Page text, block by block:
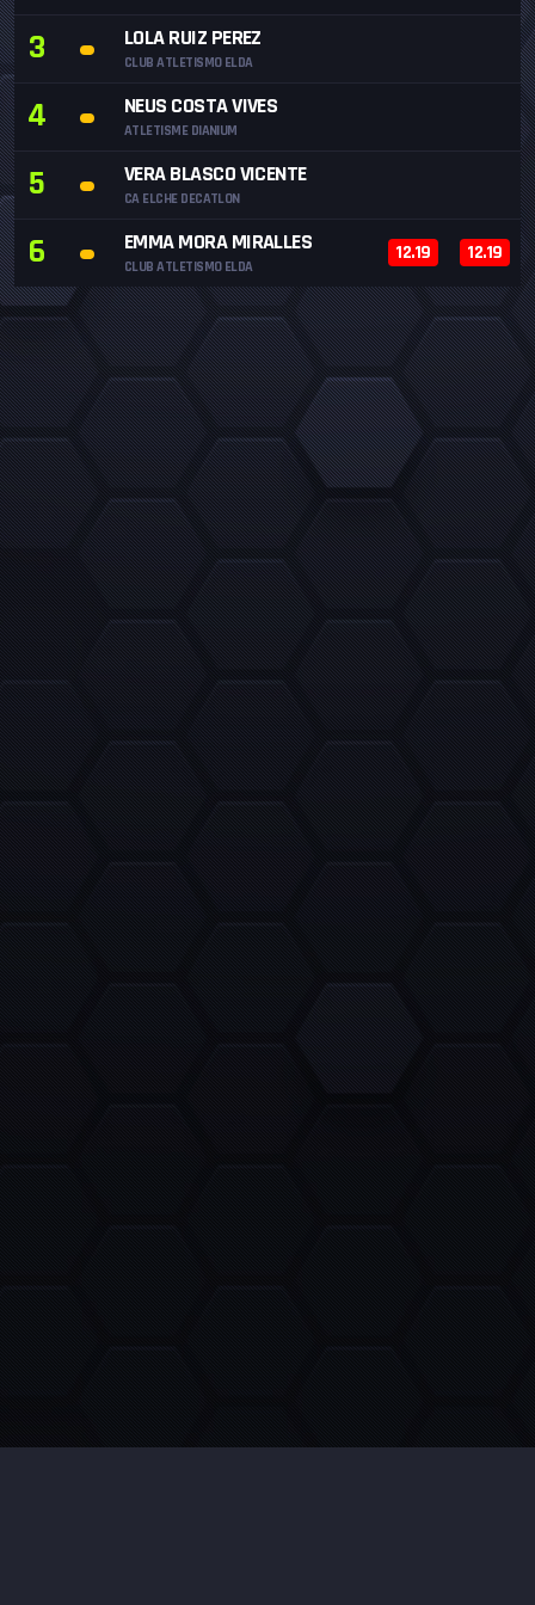
3 LOLA RUIZ PEREZ
CLUB ATLETISMO ELDA
4 NEUS COSTA VIVES
ATLETISME DIANIUM
5 VERA BLASCO VICENTE
CA ELCHE DECATLON
6 EMMA MORA MIRALLES
CLUB ATLETISMO ELDA
12.19 12.19